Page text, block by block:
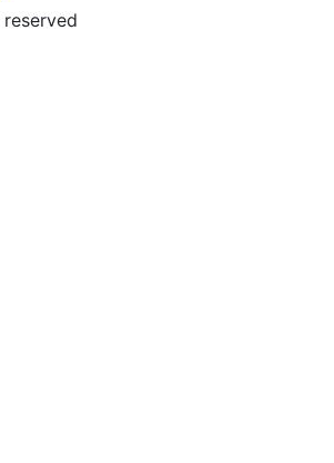
reserved